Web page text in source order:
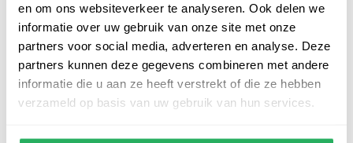
en om ons websiteverkeer te analyseren. Ook delen we
informatie over uw gebruik van onze site met onze
partners voor social media, adverteren en analyse. Deze
partners kunnen deze gegevens combineren met andere
informatie die u aan ze heeft verstrekt of die ze hebben
verzameld op basis van uw gebruik van hun services.
Afwerking van de vlag Landgraaf
De afwerking van onze vlaggen is van hoge kwaliteit. Ze zijn
voorzien van een sterke kopband en een dubbele stiknaad, wat
bijdraagt aan hun duurzaamheid en stevigheid. Wij bieden de
vlag vanLandgraafaan in verschillende afmetingen: 40x60 cm,